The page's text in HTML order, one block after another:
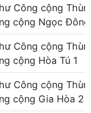
Công cộng
cộng Ngọc Đông
Công cộng
cộng Hòa Tú 1
Công cộng
cộng Gia Hòa 2